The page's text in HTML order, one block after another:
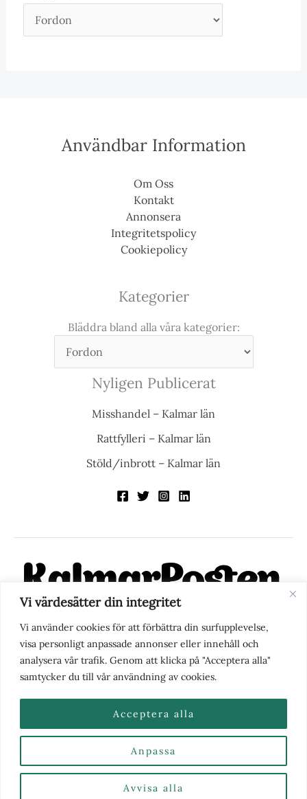
Vi värdesätter din integritet
Vi använder cookies för att förbättra din surfupplevelse,
visa personligt anpassade annonser eller innehåll och
analysera vår trafik. Genom att klicka på "Acceptera alla"
samtycker du till vår användning av cookies.
Anpassa
Avvisa alla
Acceptera alla
Användbar Information
Om Oss
Kontakt
Annonsera
Integritetspolicy
Cookiepolicy
Kategorier
Bläddra bland alla våra kategorier:
Nyligen Publicerat
Misshandel – Kalmar län
Rattfylleri – Kalmar län
Stöld/inbrott – Kalmar län
KalmarPosten är en modern lokalnyhetstidning på nätet. Med
fokus på Kalmarregionen, men också med blick för det större
perspektivet, vill vi vara din självklara kanal för nyheter,
berättelser och engagemang. KalmarPosten grundades 1988 och
fick nya ägare 2025.
Nyhetstips eller frågor?Kontakta oss
2026 | Kalmarposten.se |Se alla Kategorier & Ämnen
här